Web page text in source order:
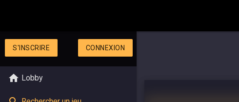
S'INSCRIRE CONNEXION
Lobby